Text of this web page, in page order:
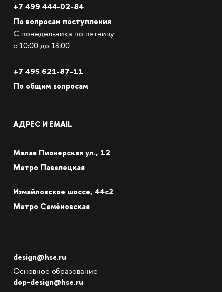
+7 499 444-02-84
По вопросам поступления
С понедельника по пятницу
с 10:00 до 18:00
+7 495 621-87-11
По общим вопросам
АДРЕС И EMAIL
Малая Пионерская ул., 12
Метро Павелецкая
Измайловское шоссе, 44с2
Метро Семёновская
design@hse.ru
Основное образование
dop-design@hse.ru